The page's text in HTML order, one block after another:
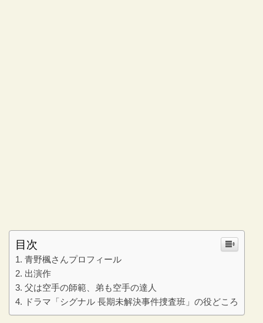
目次
青野楓さんプロフィール
出演作
父は空手の師範、弟も空手の達人
ドラマ「シグナル 長期未解決事件捜査班」の役どころ